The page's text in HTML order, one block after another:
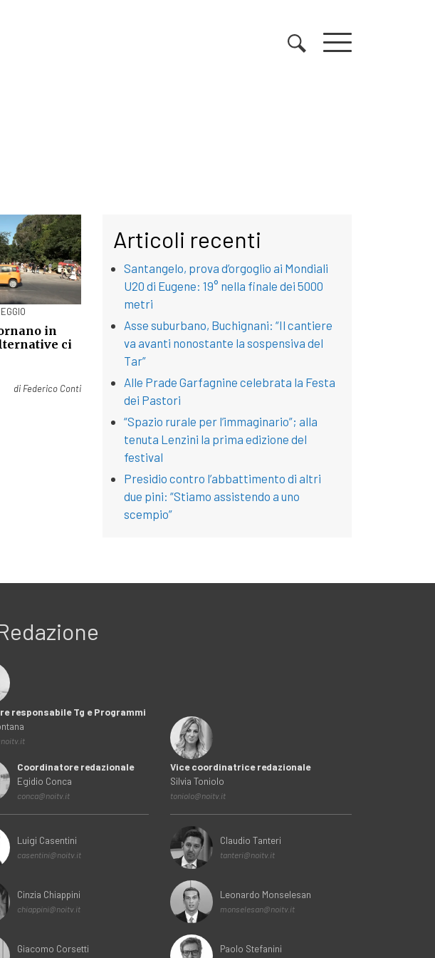
in
ci
di Federico Conti
Articoli recenti
Santangelo, prova d’orgoglio ai Mondiali
U20 di Eugene: 19° nella finale dei 5000
metri
Asse suburbano, Buchignani: “Il cantiere
va avanti nonostante la sospensiva del
Tar”
Alle Prade Garfagnine celebrata la Festa
dei Pastori
“Spazio rurale per l’immaginario”; alla
tenuta Lenzini la prima edizione del
festival
Presidio contro l’abbattimento di altri
due pini: “Stiamo assistendo a uno
scempio”
responsabile Tg e Programmi
Coordinatore redazionale
Egidio Conca
conca@noitv.it
Luigi Casentini
casentini@noitv.it
Cinzia Chiappini
chiappini@noitv.it
Giacomo Corsetti
Vice coordinatrice redazionale
Silvia Toniolo
toniolo@noitv.it
Claudio Tanteri
tanteri@noitv.it
Leonardo Monselesan
monselesan@noitv.it
Paolo Stefanini